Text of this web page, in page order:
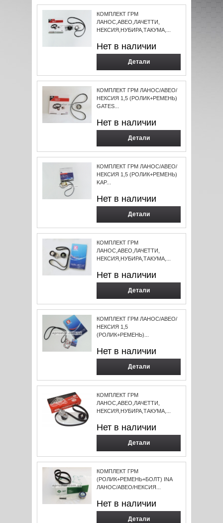
КОМПЛЕКТ ГРМ
ЛАНОС,АВЕО,ЛАЧЕТТИ,
НЕКСИЯ,НУБИРА,ТАКУМА,...
Нет в наличии
Детали
КОМПЛЕКТ ГРМ ЛАНОС/АВЕО/
НЕКСИЯ 1,5 (РОЛИК+РЕМЕНЬ)
GATES...
Нет в наличии
Детали
КОМПЛЕКТ ГРМ ЛАНОС/АВЕО/
НЕКСИЯ 1,5 (РОЛИК+РЕМЕНЬ)
KAP...
Нет в наличии
Детали
КОМПЛЕКТ ГРМ
ЛАНОС,АВЕО,ЛАЧЕТТИ,
НЕКСИЯ,НУБИРА,ТАКУМА,...
Нет в наличии
Детали
КОМПЛЕКТ ГРМ ЛАНОС/АВЕО/
НЕКСИЯ 1,5
(РОЛИК+РЕМЕНЬ)...
Нет в наличии
Детали
КОМПЛЕКТ ГРМ
ЛАНОС,АВЕО,ЛАЧЕТТИ,
НЕКСИЯ,НУБИРА,ТАКУМА,...
Нет в наличии
Детали
КОМПЛЕКТ ГРМ
(РОЛИК+РЕМЕНЬ+БОЛТ) INA
ЛАНОС/АВЕО/НЕКСИЯ...
Нет в наличии
Детали